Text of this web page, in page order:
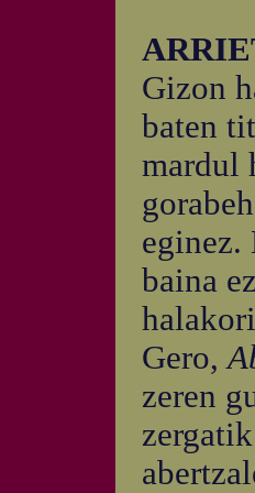
Gizon
baten
mardul
eginez.
baina
Gero,
zeren